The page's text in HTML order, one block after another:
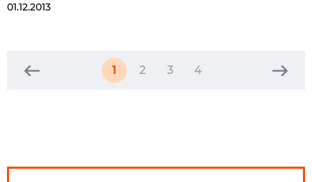
01.12.2013
1 2 3 4